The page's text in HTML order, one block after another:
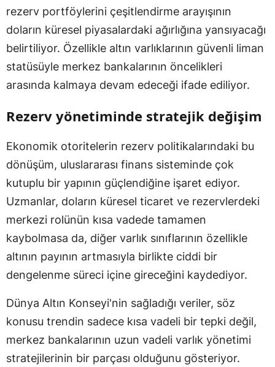
rezerv portföylerini çeşitlendirme arayışının
doların küresel piyasalardaki ağırlığına yansıyacağı
belirtiliyor. Özellikle altın varlıklarının güvenli liman
statüsüyle merkez bankalarının öncelikleri
arasında kalmaya devam edeceği ifade ediliyor.
Rezerv yönetiminde stratejik değişim
Ekonomik otoritelerin rezerv politikalarındaki bu
dönüşüm, uluslararası finans sisteminde çok
kutuplu bir yapının güçlendiğine işaret ediyor.
Uzmanlar, doların küresel ticaret ve rezervlerdeki
merkezi rolünün kısa vadede tamamen
kaybolmasa da, diğer varlık sınıflarının özellikle
altının payının artmasıyla birlikte ciddi bir
dengelenme süreci içine gireceğini kaydediyor.
Dünya Altın Konseyi'nin sağladığı veriler, söz
konusu trendin sadece kısa vadeli bir tepki değil,
merkez bankalarının uzun vadeli varlık yönetimi
stratejilerinin bir parçası olduğunu gösteriyor.